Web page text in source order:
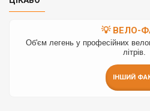
💡 ВЕЛО-
Об'єм легень у професійних
літрів.
ІНШИЙ